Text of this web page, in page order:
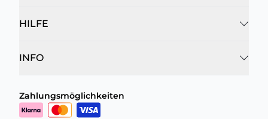
HILFE
INFO
Zahlungsmöglichkeiten